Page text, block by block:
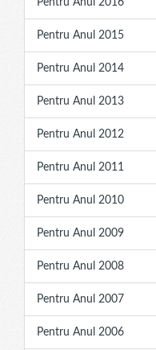
Pentru Anul 2016
Pentru Anul 2015
Pentru Anul 2014
Pentru Anul 2013
Pentru Anul 2012
Pentru Anul 2011
Pentru Anul 2010
Pentru Anul 2009
Pentru Anul 2008
Pentru Anul 2007
Pentru Anul 2006